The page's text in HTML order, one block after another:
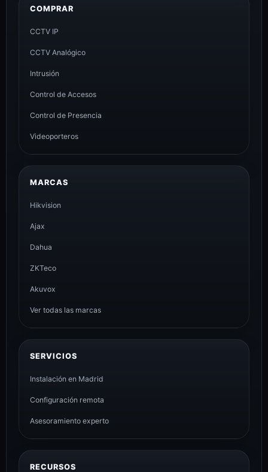
COMPRAR
CCTV IP
CCTV Analógico
Intrusión
Control de Accesos
Control de Presencia
Videoporteros
MARCAS
Hikvision
Ajax
Dahua
ZKTeco
Akuvox
Ver todas las marcas
SERVICIOS
Instalación en Madrid
Configuración remota
Asesoramiento experto
RECURSOS